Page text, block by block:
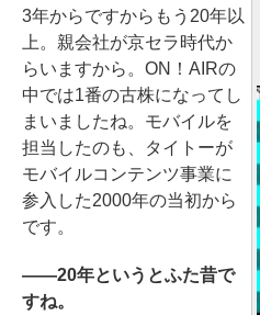
3年からですからもう20年以
上。親会社が京セラ時代か
らいますから。ON！AIRの
中では1番の古株になってし
まいましたね。モバイルを
担当したのも、タイトーが
モバイルコンテンツ事業に
参入した2000年の当初から
です。
――20年というとふた昔で
すね。